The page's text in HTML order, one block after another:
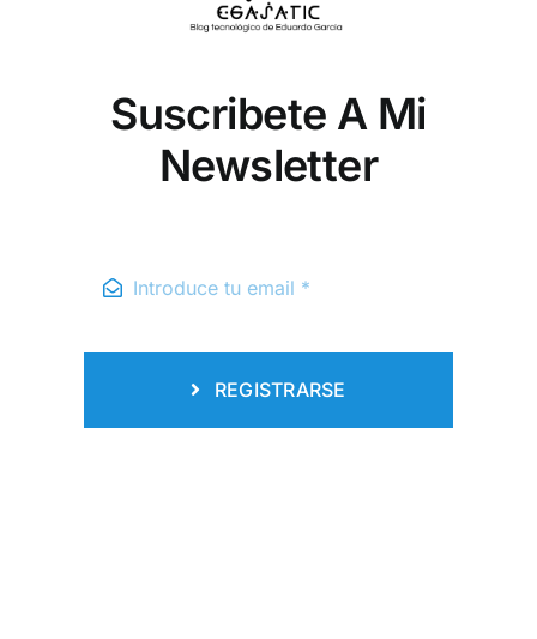
Suscribete A Mi
Newsletter
REGISTRARSE